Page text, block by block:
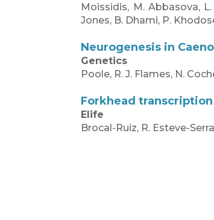
Moissidis, M. Abbasova,
Jones, B. Dhami, P.
Neurogenesis in
Genetics
Poole, R. J. Flames, N.
Forkhead
Elife
Brocal-Ruiz, R. Esteve-